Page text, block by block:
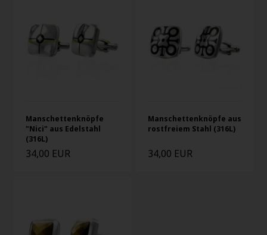
Manschettenknöpfe
"Nici" aus Edelstahl
(316L)
34,00 EUR
Manschettenknöpfe aus
rostfreiem Stahl (316L)
34,00 EUR